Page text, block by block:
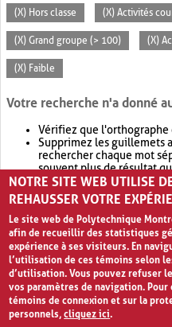
(X) Hors classe (X) Activités
(X) Grand groupe (> 100) (X)
(X) Faible
Votre recherche n'a donné
Vérifiez que l'orthographe
Supprimez les guillemets
rechercher chaque mot
souvent plus de résultat
Envisagez d'élargir votre
retournera souvent plus
NOTRE SITE WEB UTILISE
REHAUSSER VOTRE
Le site web de Polytechnique
afin de recueillir des statistiques
expérience à ses visiteurs. En
l’utilisation de ces témoins selon
d’utilisation. Vous pouvez refuser
vos paramètres de navigation.
témoins de connexion et sur la
personnels,cliquez ici.